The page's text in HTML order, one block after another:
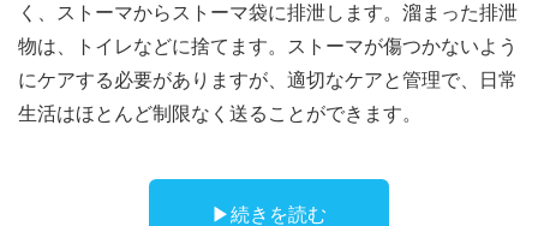
く、ストーマからストーマ袋に排泄します。溜まった排泄
物は、トイレなどに捨てます。ストーマが傷つかないよう
にケアする必要がありますが、適切なケアと管理で、日常
生活はほとんど制限なく送ることができます。
▶︎続きを読む